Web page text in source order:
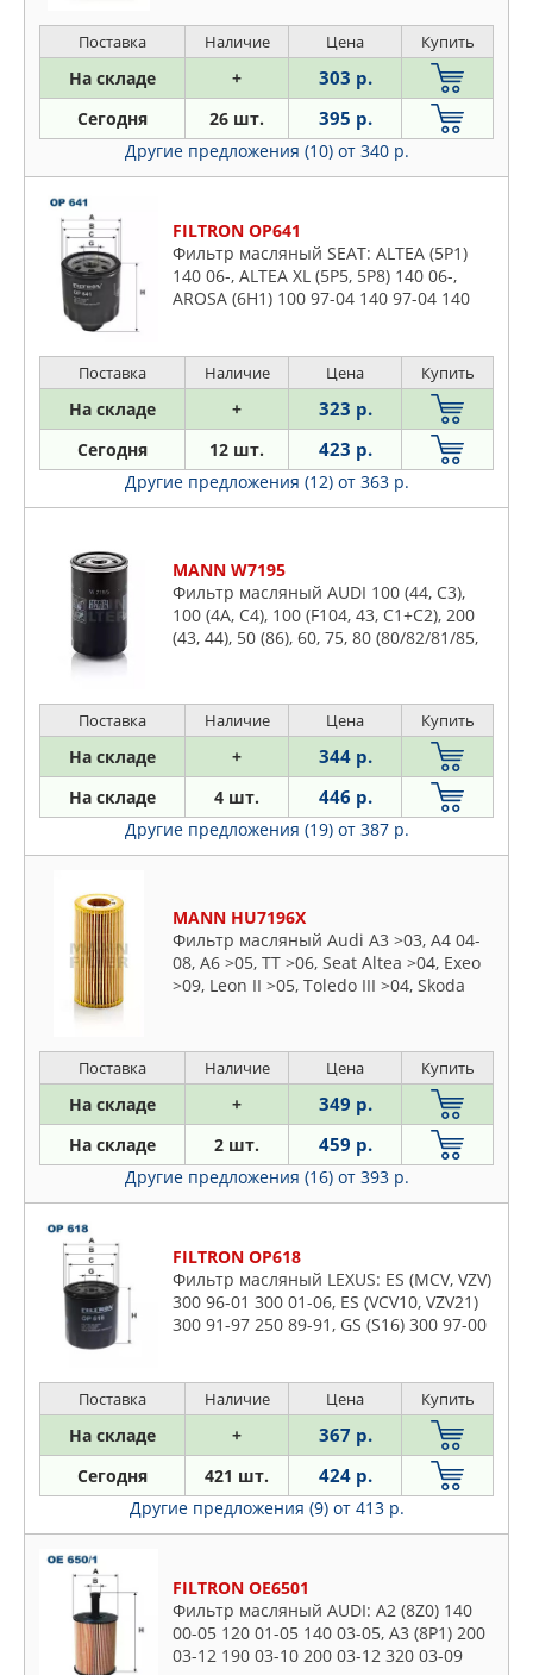
KOLBENSCHMIDT
LYNXAUTO
MANN
MAPCO
MEAT & DORIA
MECAFILTER
MEYLE
MFILTER
OSSCA
PARTS MALL
PATRON
PURFLUX
SCT
STELLOX
TRUCKTEC AUTOMOTIVE
VALEO
VIKA
ZEKKERT
Lt
Lupo
Multivan
Parati
Phaeton
Polo
Routan
Santana
Saveiro
Sharan
T-roc
Taro
Tiguan
Touareg
Transporter
Vento
Voyage
Поставка Наличие Цена Купить
На складе + 303 р.
Сегодня 26 шт. 395 р.
Другие предложения (10) от 340 р.
FILTRON OP641
Фильтр масляный SEAT: ALTEA (5P1)
140 06-, ALTEA XL (5P5, 5P8) 140 06-,
AROSA (6H1) 100 97-04 140 97-04 140
Поставка Наличие Цена Купить
На складе + 323 р.
Сегодня 12 шт. 423 р.
Другие предложения (12) от 363 р.
MANN W7195
Фильтр масляный AUDI 100 (44, C3),
100 (4A, C4), 100 (F104, 43, C1+C2), 200
(43, 44), 50 (86), 60, 75, 80 (80/82/81/85,
Поставка Наличие Цена Купить
На складе + 344 р.
На складе 4 шт. 446 р.
Другие предложения (19) от 387 р.
MANN HU7196X
Фильтр масляный Audi A3 >03, A4 04-
08, A6 >05, TT >06, Seat Altea >04, Exeo
>09, Leon II >05, Toledo III >04, Skoda
>03
Поставка Наличие Цена Купить
На складе + 349 р.
На складе 2 шт. 459 р.
Другие предложения (16) от 393 р.
FILTRON OP618
Фильтр масляный LEXUS: ES (MCV, VZV)
300 96-01 300 01-06, ES (VCV10, VZV21)
300 91-97 250 89-91, GS (S16) 300 97-00
Поставка Наличие Цена Купить
На складе + 367 р.
Сегодня 421 шт. 424 р.
Другие предложения (9) от 413 р.
FILTRON OE6501
Фильтр масляный AUDI: A2 (8Z0) 140
00-05 120 01-05 140 03-05, A3 (8P1) 200
03-12 190 03-10 200 03-12 320 03-09